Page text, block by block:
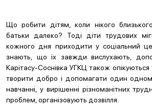
Що робити дітям, коли нікого
батьки далеко? Тоді діти трудових
кожного дня приходити у соціальний
знають, що їх завжди вислухають,
Карітасу-Соснівка УГКЦ також
творити добро і допомагати один
навчанні, у вирішенні різноманітних
проблем, організовують дозвілля.